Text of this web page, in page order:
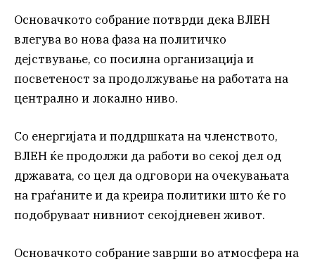
Основачкото собрание потврди дека ВЛЕН
влегува во нова фаза на политичко
дејствување, со посилна организација и
посветеност за продолжување на работата на
централно и локално ниво.
Со енергијата и поддршката на членството,
ВЛЕН ќе продолжи да работи во секој дел од
државата, со цел да одговори на очекувањата
на граѓаните и да креира политики што ќе го
подобруваат нивниот секојдневен живот.
Основачкото собрание заврши во атмосфера на